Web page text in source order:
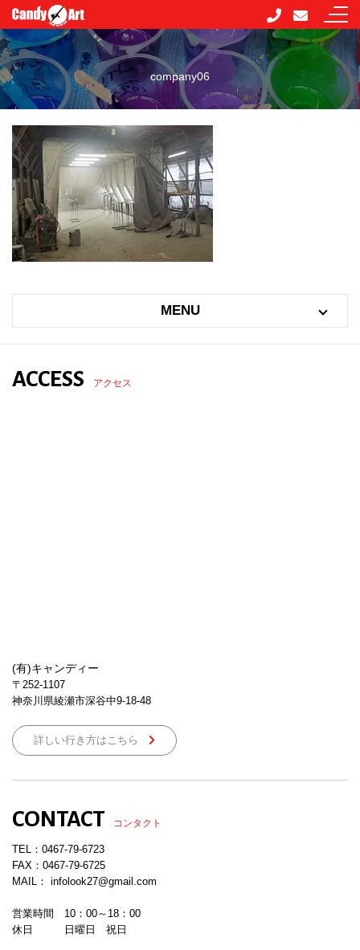
company06
MENU
ACCESS アクセス
(有)キャンディー
〒252-1107
神奈川県綾瀬市深谷中9-18-48
詳しい行き方はこちら
CONTACT コンタクト
TEL： 0467-79-6723
FAX：0467-79-6725
MAIL： infolook27@gmail.com
営業時間 10：00～18：00
休日 日曜日 祝日